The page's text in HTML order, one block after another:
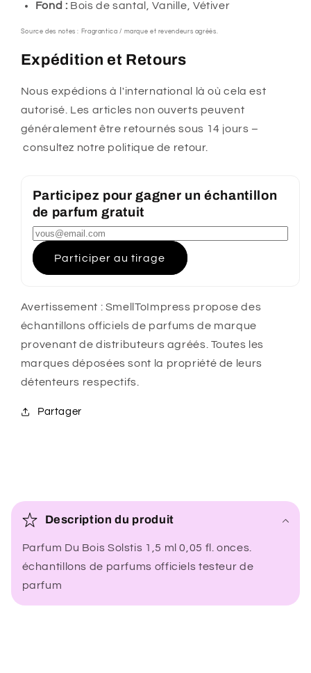
Fond : Bois de santal, Vanille, Vétiver
Source des notes : Fragrantica / marque et revendeurs agréés.
Expédition et Retours
Nous expédions à l'international là où cela est
autorisé. Les articles non ouverts peuvent
généralement être retournés sous 14 jours –
consultez notre politique de retour.
Participez pour gagner un échantillon
de parfum gratuit
Participer au tirage
Avertissement : SmellToImpress propose des
échantillons officiels de parfums de marque
provenant de distributeurs agréés. Toutes les
marques déposées sont la propriété de leurs
détenteurs respectifs.
Partager
o
u
Description du produit
Parfum Du Bois Solstis 1,5 ml 0,05 fl. onces.
échantillons de parfums officiels testeur de
parfum